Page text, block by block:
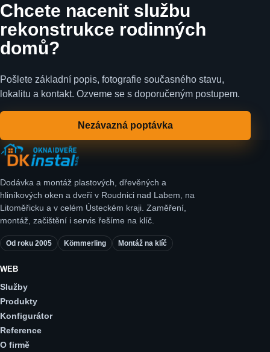
Chcete nacenit službu
rekonstrukce rodinných
domů?
Pošlete základní popis, fotografie současného stavu,
lokalitu a kontakt. Ozveme se s doporučeným postupem.
Nezávazná poptávka
Dodávka a montáž plastových, dřevěných a
hliníkových oken a dveří v Roudnici nad Labem, na
Litoměřicku a v celém Ústeckém kraji. Zaměření,
montáž, začištění i servis řešíme na klíč.
Od roku 2005 Kömmerling Montáž na klíč
WEB
Služby
Produkty
Konfigurátor
Reference
O firmě